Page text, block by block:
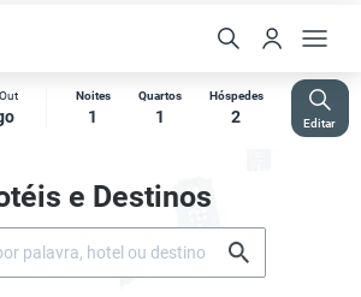
Noites
1
Quartos
1
Hóspedes
2 Editar
e Destinos